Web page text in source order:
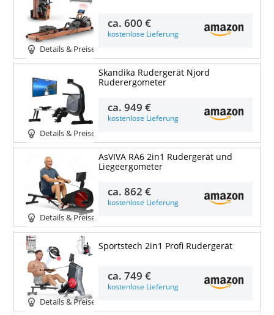
Details & Preise
ca.600 €
kostenlose Lieferung
Details & Preise
Skandika Rudergerät Njord
Ruderergometer
ca.949 €
kostenlose Lieferung
Details & Preise
AsVIVA RA6 2in1 Rudergerät und
Liegeergometer
ca.862 €
kostenlose Lieferung
Details & Preise
Sportstech 2in1 Profi Rudergerät
ca.749 €
kostenlose Lieferung